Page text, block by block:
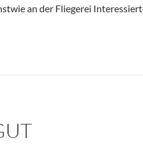
an der Fliegerei